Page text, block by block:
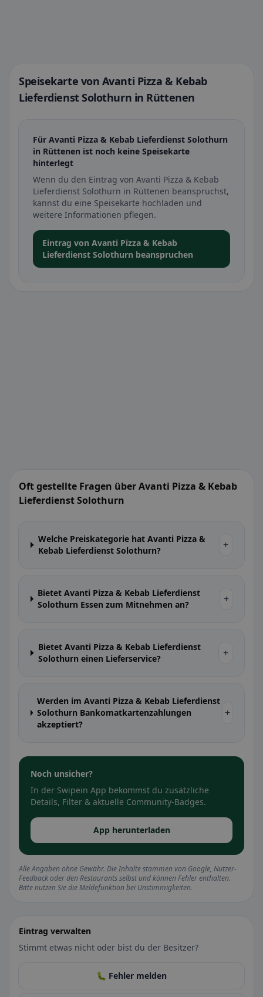
Speisekarte von Avanti Pizza & Kebab
Lieferdienst Solothurn in Rüttenen
Für Avanti Pizza & Kebab Lieferdienst Solothurn
in Rüttenen ist noch keine Speisekarte
hinterlegt
Wenn du den Eintrag von Avanti Pizza & Kebab
Lieferdienst Solothurn in Rüttenen beanspruchst,
kannst du eine Speisekarte hochladen und
weitere Informationen pflegen.
Eintrag von Avanti Pizza & Kebab
Lieferdienst Solothurn beanspruchen
Oft gestellte Fragen über Avanti Pizza & Kebab
Lieferdienst Solothurn
Welche Preiskategorie hat Avanti Pizza &
Kebab Lieferdienst Solothurn?
+
Bietet Avanti Pizza & Kebab Lieferdienst
Solothurn Essen zum Mitnehmen an?
+
Bietet Avanti Pizza & Kebab Lieferdienst
Solothurn einen Lieferservice?
+
Werden im Avanti Pizza & Kebab Lieferdienst
Solothurn Bankomatkartenzahlungen
akzeptiert?
+
Noch unsicher?
In der Swipein App bekommst du zusätzliche
Details, Filter & aktuelle Community-Badges.
App herunterladen
Alle Angaben ohne Gewähr. Die Inhalte stammen von Google, Nutzer-
Feedback oder den Restaurants selbst und können Fehler enthalten.
Bitte nutzen Sie die Meldefunktion bei Unstimmigkeiten.
Eintrag verwalten
Stimmt etwas nicht oder bist du der Besitzer?
🐛 Fehler melden